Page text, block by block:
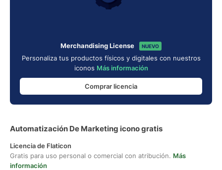
Merchandising License NUEVO
Personaliza tus productos físicos y digitales con nuestros
iconos Más información
Comprar licencia
Automatización De Marketing icono gratis
Licencia de Flaticon
Gratis para uso personal o comercial con atribución. Más
información